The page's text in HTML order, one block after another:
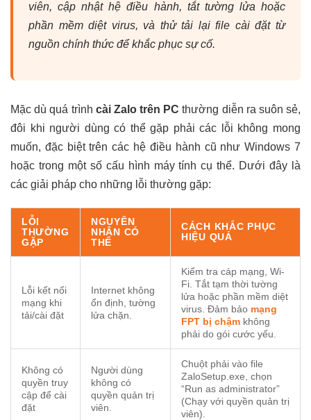
viên, cập nhật hệ điều hành, tắt tường lửa hoặc
phần mềm diệt virus, và thử tải lại file cài đặt từ
nguồn chính thức để khắc phục sự cố.
Mặc dù quá trình cài Zalo trên PC thường diễn ra suôn sẻ,
đôi khi người dùng có thể gặp phải các lỗi không mong
muốn, đặc biệt trên các hệ điều hành cũ như Windows 7
hoặc trong một số cấu hình máy tính cụ thể. Dưới đây là
các giải pháp cho những lỗi thường gặp:
LỖI
THƯỜNG
GẶP
NGUYÊN
NHÂN CÓ
THỂ
CÁCH KHẮC PHỤC
HIỆU QUẢ
Lỗi kết nối
mạng khi
tải/cài đặt
Internet không
ổn định, tường
lửa chặn.
Kiểm tra cáp mạng, Wi-
Fi. Tắt tạm thời tường
lửa hoặc phần mềm diệt
virus. Đảm bảo mạng
FPT bị chậm không
phải do gói cước yếu.
Không có
quyền truy
cập để cài
đặt
Người dùng
không có
quyền quản trị
viên.
Chuột phải vào file
ZaloSetup.exe, chọn
“Run as administrator”
(Chạy với quyền quản trị
viên).